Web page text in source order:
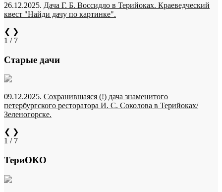
26.12.2025. Дача Г. Б. Воссидло в Терийоках. Краеведческий
квест "Найди дачу по картинке".
❮ ❯
1 / 7
Старые дачи
09.12.2025. Сохранившаяся (!) дача знаменитого
петербургского ресторатора И. С. Соколова в Терийоках/
Зеленогорске.
❮ ❯
1 / 7
ТериОКО